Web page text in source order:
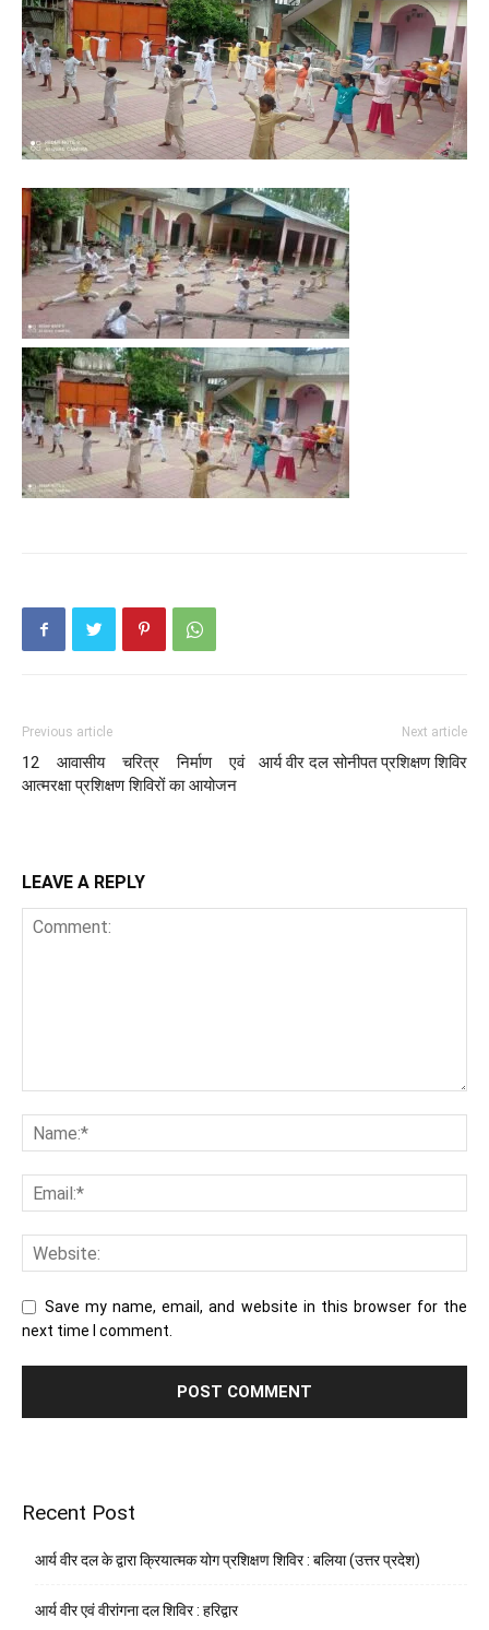
Previous article
12 आवासीय चरित्र निर्माण एवं
आत्मरक्षा प्रशिक्षण शिविरों का आयोजन
Next article
आर्य वीर दल सोनीपत प्रशिक्षण शिविर
LEAVE A REPLY
Save my name, email, and website in this browser for the
next time I comment.
Recent Post
आर्य वीर दल के द्वारा क्रियात्मक योग प्रशिक्षण शिविर : बलिया (उत्तर प्रदेश)
आर्य वीर एवं वीरांगना दल शिविर : हरिद्वार